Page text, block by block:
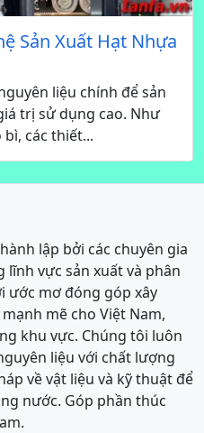
Sản Xuất Hạt Nhựa
liệu chính để sản
trị sử dụng cao. Như
các thiết...
lập bởi các chuyên gia
vực sản xuất và phân
ước mơ đóng góp xây
mẽ cho Việt Nam,
khu vực. Chúng tôi luôn
liệu với chất lượng
về vật liệu và kỹ thuật để
nước. Góp phần thúc